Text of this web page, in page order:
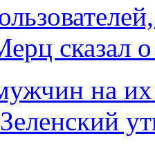
сказал
на